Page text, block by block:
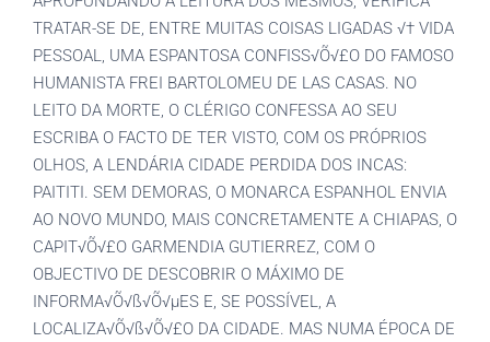
TRATAR-SE DE, ENTRE MUITAS COISAS LIGADAS √† VIDA
PESSOAL, UMA ESPANTOSA CONFISS√Õ√£O DO FAMOSO
HUMANISTA FREI BARTOLOMEU DE LAS CASAS. NO
LEITO DA MORTE, O CLÉRIGO CONFESSA AO SEU
ESCRIBA O FACTO DE TER VISTO, COM OS PRÓPRIOS
OLHOS, A LENDÁRIA CIDADE PERDIDA DOS INCAS:
PAITITI. SEM DEMORAS, O MONARCA ESPANHOL ENVIA
AO NOVO MUNDO, MAIS CONCRETAMENTE A CHIAPAS, O
CAPIT√Õ√£O GARMENDIA GUTIERREZ, COM O
OBJECTIVO DE DESCOBRIR O MÁXIMO DE
INFORMA√Õ√ß√Õ√µES E, SE POSSÍVEL, A
LOCALIZA√Õ√ß√Õ√£O DA CIDADE. MAS NUMA ÉPOCA DE